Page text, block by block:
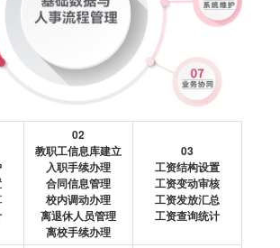
02
教职工信息库建立
入职手续办理
合同信息管理
校内调动办理
离退休人员管理
离校手续办理
03
工资结构设置
工资变动审核
工资发放汇总
工资查询统计